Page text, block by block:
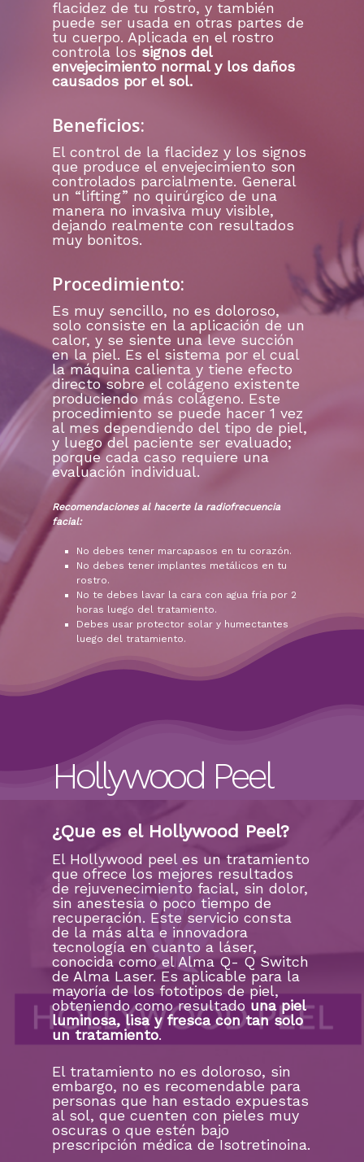
flacidez de tu rostro, y también
puede ser usada en otras partes de
tu cuerpo. Aplicada en el rostro
controla los signos del
envejecimiento normal y los daños
causados por el sol.
Beneficios:
El control de la flacidez y los signos
que produce el envejecimiento son
controlados parcialmente. General
un “lifting” no quirúrgico de una
manera no invasiva muy visible,
dejando realmente con resultados
muy bonitos.
Procedimiento:
Es muy sencillo, no es doloroso,
solo consiste en la aplicación de un
calor, y se siente una leve succión
en la piel. Es el sistema por el cual
la máquina calienta y tiene efecto
directo sobre el colágeno existente
produciendo más colágeno. Este
procedimiento se puede hacer 1 vez
al mes dependiendo del tipo de piel,
y luego del paciente ser evaluado;
porque cada caso requiere una
evaluación individual.
Recomendaciones al hacerte la radiofrecuencia
facial:
No debes tener marcapasos en tu corazón.
No debes tener implantes metálicos en tu
rostro.
No te debes lavar la cara con agua fría por 2
horas luego del tratamiento.
Debes usar protector solar y humectantes
luego del tratamiento.
Hollywood Peel
¿Que es el Hollywood Peel?
El Hollywood peel es un tratamiento
que ofrece los mejores resultados
de rejuvenecimiento facial, sin dolor,
sin anestesia o poco tiempo de
recuperación. Este servicio consta
de la más alta e innovadora
tecnología en cuanto a láser,
conocida como el Alma Q- Q Switch
de Alma Laser. Es aplicable para la
mayoría de los fototipos de piel,
obteniendo como resultadouna piel
luminosa, lisa y fresca con tan solo
un tratamiento.
El tratamiento no es doloroso, sin
embargo, no es recomendable para
personas que han estado expuestas
al sol, que cuenten con pieles muy
oscuras o que estén bajo
prescripción médica de Isotretinoina.